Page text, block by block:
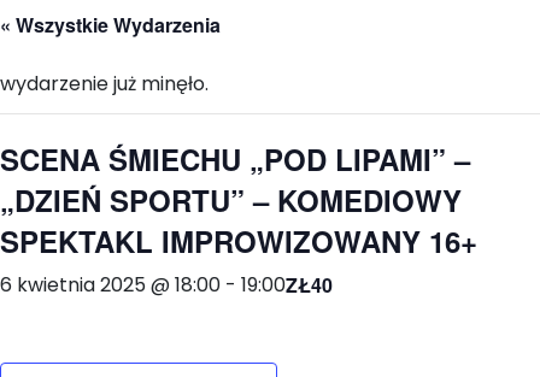
« Wszystkie Wydarzenia
wydarzenie już minęło.
SCENA ŚMIECHU „POD LIPAMI” –
„DZIEŃ SPORTU” – KOMEDIOWY
SPEKTAKL IMPROWIZOWANY 16+
6 kwietnia 2025 @ 18:00 - 19:00ZŁ40